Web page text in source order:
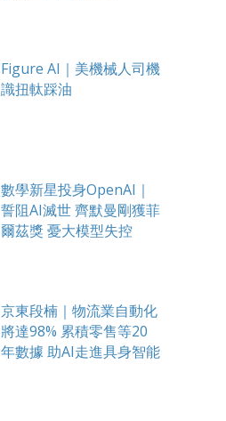
Figure AI｜美機械人司機
識扭軚踩油
數學新星投身OpenAI｜
誓阻AI滅世 齊默曼剛獲菲
爾茲獎 憂大模型失控
京東段楠｜物流業自動化
將達98% 累積零售等20
年數據 助AI走進具身智能